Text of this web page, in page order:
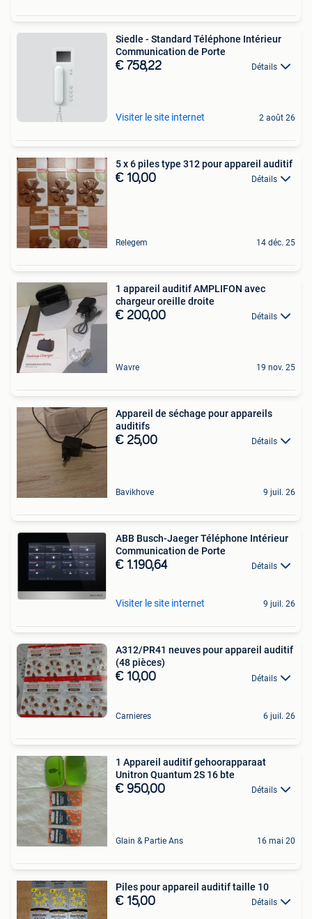
Siedle - Standard Téléphone Intérieur
Communication de Porte
€ 758,22 Détails
Visiter le site internet 2 août 26
5 x 6 piles type 312 pour appareil auditif
€ 10,00 Détails
Relegem 14 déc. 25
1 appareil auditif AMPLIFON avec
chargeur oreille droite
€ 200,00 Détails
Wavre 19 nov. 25
Appareil de séchage pour appareils
auditifs
€ 25,00 Détails
Bavikhove 9 juil. 26
ABB Busch-Jaeger Téléphone Intérieur
Communication de Porte
€ 1.190,64 Détails
Visiter le site internet 9 juil. 26
A312/PR41 neuves pour appareil auditif
(48 pièces)
€ 10,00 Détails
Carnieres 6 juil. 26
1 Appareil auditif gehoorapparaat
Unitron Quantum 2S 16 bte
€ 950,00 Détails
Glain & Partie Ans 16 mai 20
Piles pour appareil auditif taille 10
€ 15,00 Détails